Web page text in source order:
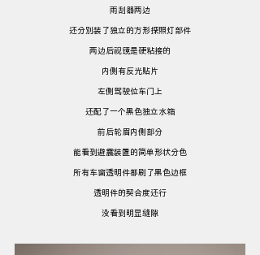
雨刮器两边
还分别装了独立的方形探照灯部件
两边后视镜是硬粘接的
内侧有反光贴片
左侧驾驶位车门上
还配了一个黑色独立水箱
前后轮眉内侧部分
能看到避震装置的简单形状分色
所有车窗透明件都刷了黑色边框
透明件的契合度还行
没看到明显缝隙